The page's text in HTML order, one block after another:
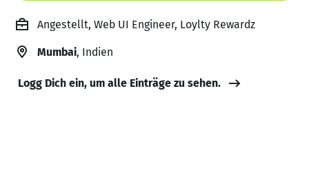
Angestellt, Web UI Engineer, Loylty Rewardz
Mumbai, Indien
Logg Dich ein, um alle Einträge zu sehen.